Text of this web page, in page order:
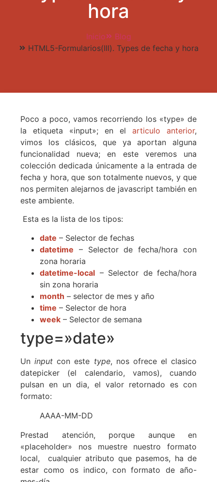
hora
Inicio
Blog
HTML5-Formularios(III). Types de fecha y hora
Poco a poco, vamos recorriendo los «type» de
la etiqueta «input»; en el articulo anterior,
vimos los clásicos, que ya aportan alguna
funcionalidad nueva; en este veremos una
colección dedicada únicamente a la entrada de
fecha y hora, que son totalmente nuevos, y que
nos permiten alejarnos de javascript también en
este ambiente.
Esta es la lista de los tipos:
date – Selector de fechas
datetime – Selector de fecha/hora con
zona horaria
datetime-local – Selector de fecha/hora
sin zona horaria
month – selector de mes y año
time – Selector de hora
week – Selector de semana
type=»date»
Uninput con este type, nos ofrece el clasico
datepicker (el calendario, vamos), cuando
pulsan en un dia, el valor retornado es con
formato:
AAAA-MM-DD
Prestad atención, porque aunque en
«placeholder» nos muestre nuestro formato
local, cualquier atributo que pasemos, ha de
estar como os indico, con formato de año-